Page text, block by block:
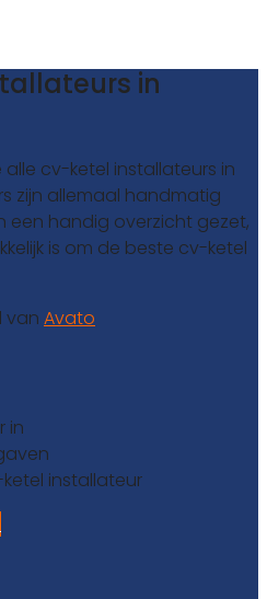
in
cv-ketel installateurs in
zijn allemaal handmatig
een handig overzicht gezet,
is om de beste cv-ketel
van Avato
in
ketel installateur